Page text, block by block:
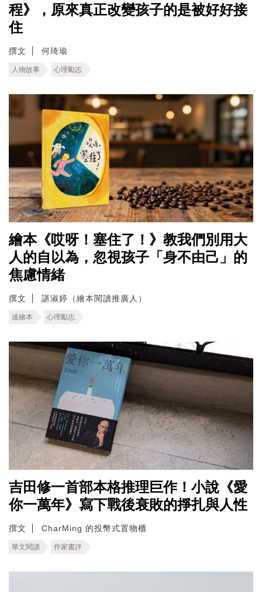
程》，原來真正改變孩子的是被好好接
住
撰文 何琦瑜
人物故事 心理勵志
繪本《哎呀！塞住了！》教我們別用大
人的自以為，忽視孩子「身不由己」的
焦慮情緒
撰文 諶淑婷（繪本閱讀推廣人）
迷繪本 心理勵志
吉田修一首部本格推理巨作！小說《愛
你一萬年》寫下戰後衰敗的掙扎與人性
撰文 CharMing 的投幣式置物櫃
華文閱讀 作家書評